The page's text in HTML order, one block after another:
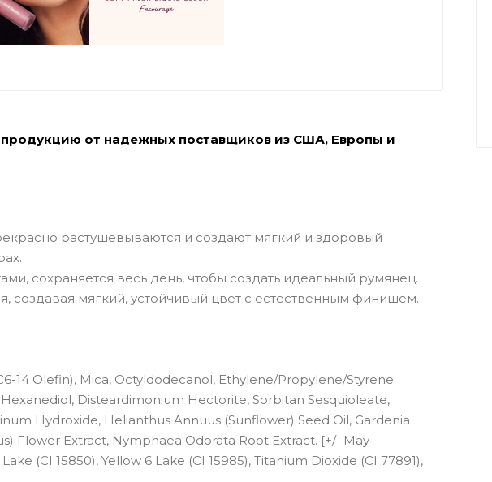
от надежных поставщиков из США, Европы и
растушевываются и создают мягкий и здоровый
сохраняется весь день, чтобы создать идеальный румянец.
создавая мягкий, устойчивый цвет с естественным финишем.
14 Olefin), Mica, Octyldodecanol, Ethylene/Propylene/Styrene
Disteardimonium Hectorite, Sorbitan Sesquioleate,
Hydroxide, Helianthus Annuus (Sunflower) Seed Oil, Gardenia
Flower Extract, Nymphaea Odorata Root Extract. [+/- May
(CI 15850), Yellow 6 Lake (CI 15985), Titanium Dioxide (CI 77891),